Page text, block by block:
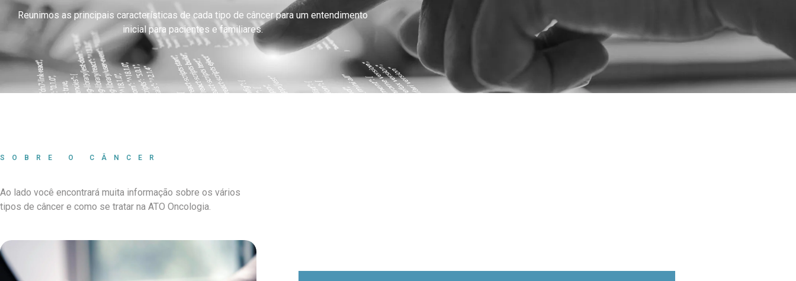
Reunimos as principais características de cada tipo de câncer para um entendimento
inicial para pacientes e familiares.
SOBRE O CÂNCER
Ao lado você encontrará muita informação sobre os vários
tipos de câncer e como se tratar na ATO Oncologia.